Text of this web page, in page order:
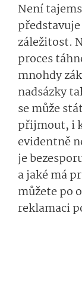
Není
záležitost.
proces
mnohdy
nadsázky
se může
přijmout, i
evidentně
je
a jaké má
můžete po
reklamaci